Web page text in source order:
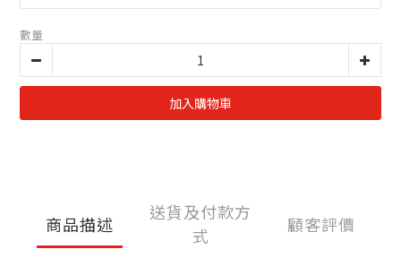
數量
加入購物車
商品描述
送貨及付款方
式
顧客評價